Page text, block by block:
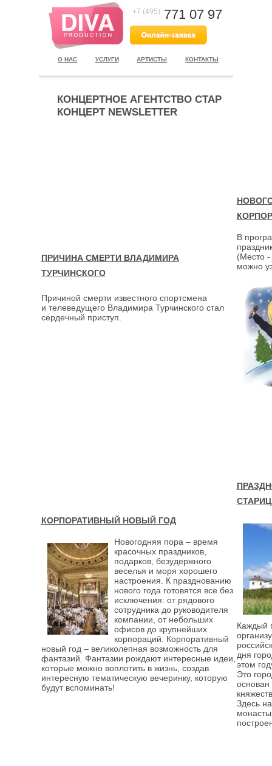
+7 (495) 771 07 97
О НАС УСЛУГИ АРТИСТЫ КОНТАКТЫ
КОНЦЕРТНОЕ АГЕНТСТВО СТАР
КОНЦЕРТ NEWSLETTER
ПРИЧИНА СМЕРТИ ВЛАДИМИРА
ТУРЧИНСКОГО
Причиной смерти известного спортсмена
и телеведущего Владимира Турчинского стал
сердечный приступ.
В
(Место -
можно
КОРПОРАТИВНЫЙ НОВЫЙ ГОД
Новогодняя пора – время
красочных праздников,
подарков, безудержного
веселья и моря хорошего
настроения. К празднованию
нового года готовятся все без
исключения: от рядового
сотрудника до руководителя
компании, от небольших
офисов до крупнейших
корпораций. Корпоративный
новый год – великолепная возможность для
фантазий. Фантазии рождают интересные идеи,
которые можно воплотить в жизнь, создав
интересную тематическую вечеринку, которую
будут вспоминать!
Каждый
дня
этом
Это
основан
Здесь